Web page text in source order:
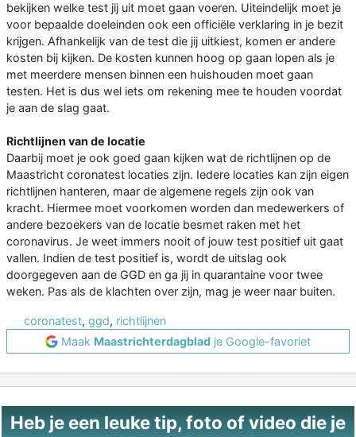
bekijken welke test jij uit moet gaan voeren. Uiteindelijk moet je
voor bepaalde doeleinden ook een officiële verklaring in je bezit
krijgen. Afhankelijk van de test die jij uitkiest, komen er andere
kosten bij kijken. De kosten kunnen hoog op gaan lopen als je
met meerdere mensen binnen een huishouden moet gaan
testen. Het is dus wel iets om rekening mee te houden voordat
je aan de slag gaat.
Richtlijnen van de locatie
Daarbij moet je ook goed gaan kijken wat de richtlijnen op de
Maastricht coronatest locaties zijn. Iedere locaties kan zijn eigen
richtlijnen hanteren, maar de algemene regels zijn ook van
kracht. Hiermee moet voorkomen worden dan medewerkers of
andere bezoekers van de locatie besmet raken met het
coronavirus. Je weet immers nooit of jouw test positief uit gaat
vallen. Indien de test positief is, wordt de uitslag ook
doorgegeven aan de GGD en ga jij in quarantaine voor twee
weken. Pas als de klachten over zijn, mag je weer naar buiten.
coronatest, ggd, richtlijnen
Maak Maastrichterdagblad je Google-favoriet
Heb je een leuke tip, foto of video die je